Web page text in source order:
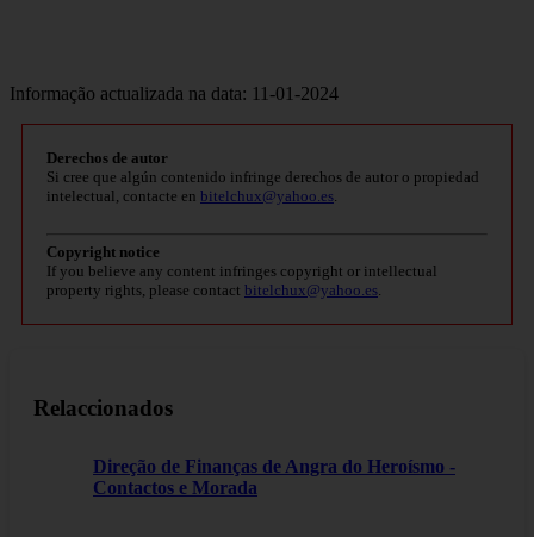
Informação actualizada na data: 11-01-2024
Derechos de autor
Si cree que algún contenido infringe derechos de autor o propiedad
intelectual, contacte en bitelchux@yahoo.es.
Copyright notice
If you believe any content infringes copyright or intellectual
property rights, please contact bitelchux@yahoo.es.
Relaccionados
Direção de Finanças de Angra do Heroísmo -
Contactos e Morada